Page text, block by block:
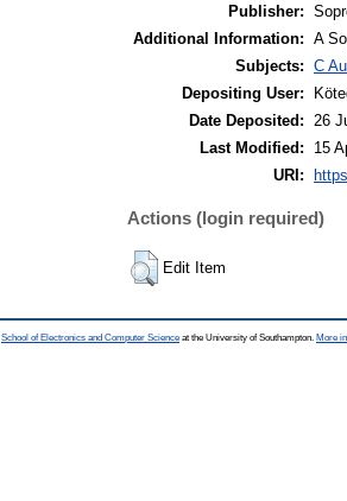
Publisher:
Additional Information: A
Subjects: C
Depositing User:
Date Deposited:
26
Last Modified:
15
URI:
Actions (login required)
Edit Item
School of Electronics and Computer Science at the University of Southampton. More